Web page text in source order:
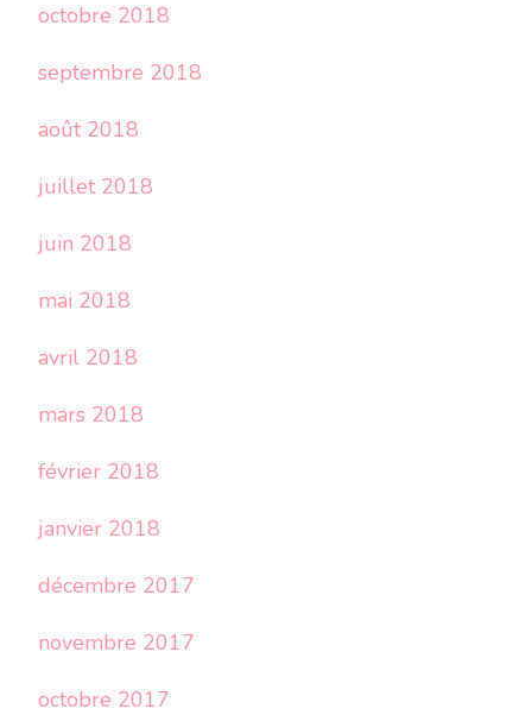
octobre 2018
septembre 2018
août 2018
juillet 2018
juin 2018
mai 2018
avril 2018
mars 2018
février 2018
janvier 2018
décembre 2017
novembre 2017
octobre 2017